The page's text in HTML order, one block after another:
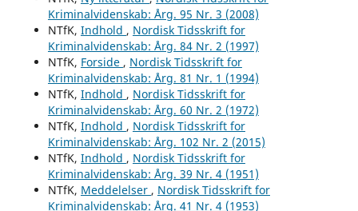
Kriminalvidenskab: Årg. 95 Nr. 3 (2008)
NTfK, Indhold , Nordisk Tidsskrift for
Kriminalvidenskab: Årg. 84 Nr. 2 (1997)
NTfK, Forside , Nordisk Tidsskrift for
Kriminalvidenskab: Årg. 81 Nr. 1 (1994)
NTfK, Indhold , Nordisk Tidsskrift for
Kriminalvidenskab: Årg. 60 Nr. 2 (1972)
NTfK, Indhold , Nordisk Tidsskrift for
Kriminalvidenskab: Årg. 102 Nr. 2 (2015)
NTfK, Indhold , Nordisk Tidsskrift for
Kriminalvidenskab: Årg. 39 Nr. 4 (1951)
NTfK, Meddelelser , Nordisk Tidsskrift for
Kriminalvidenskab: Årg. 41 Nr. 4 (1953)